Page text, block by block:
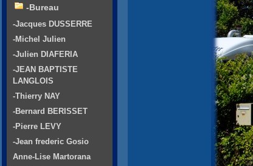
-Bureau
-Jacques DUSSERRE
-Michel Julien
-Julien DIAFERIA
-JEAN BAPTISTE
LANGLOIS
-Thierry NAY
-Bernard BERISSET
-Pierre LEVY
-Jean frederic Gosio
Anne-Lise Martorana